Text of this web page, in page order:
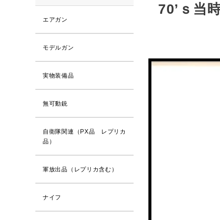
70’ｓ当
エアガン
モデルガン
実物装備品
無可動銃
自衛隊関連（PX品 レプリカ
品）
軍放出品（レプリカ含む）
ナイフ